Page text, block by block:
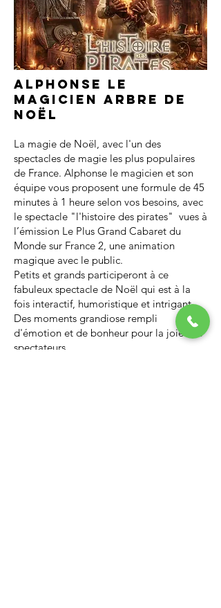
Alphonse le
magicien arbre de
noël
La magie de Noël, avec l'un des
spectacles de magie les plus populaires
de France. Alphonse le magicien et son
équipe vous proposent une formule de 45
minutes à 1 heure selon vos besoins, avec
le spectacle "l'histoire des pirates" vues à
l’émission Le Plus Grand Cabaret du
Monde sur France 2, une animation
magique avec le public.
Petits et grands participeront à ce
fabuleux spectacle de Noël qui est à la
fois interactif, humoristique et intrigant.
Des moments grandiose rempli
d'émotion et de bonheur pour la joie des
spectateurs.